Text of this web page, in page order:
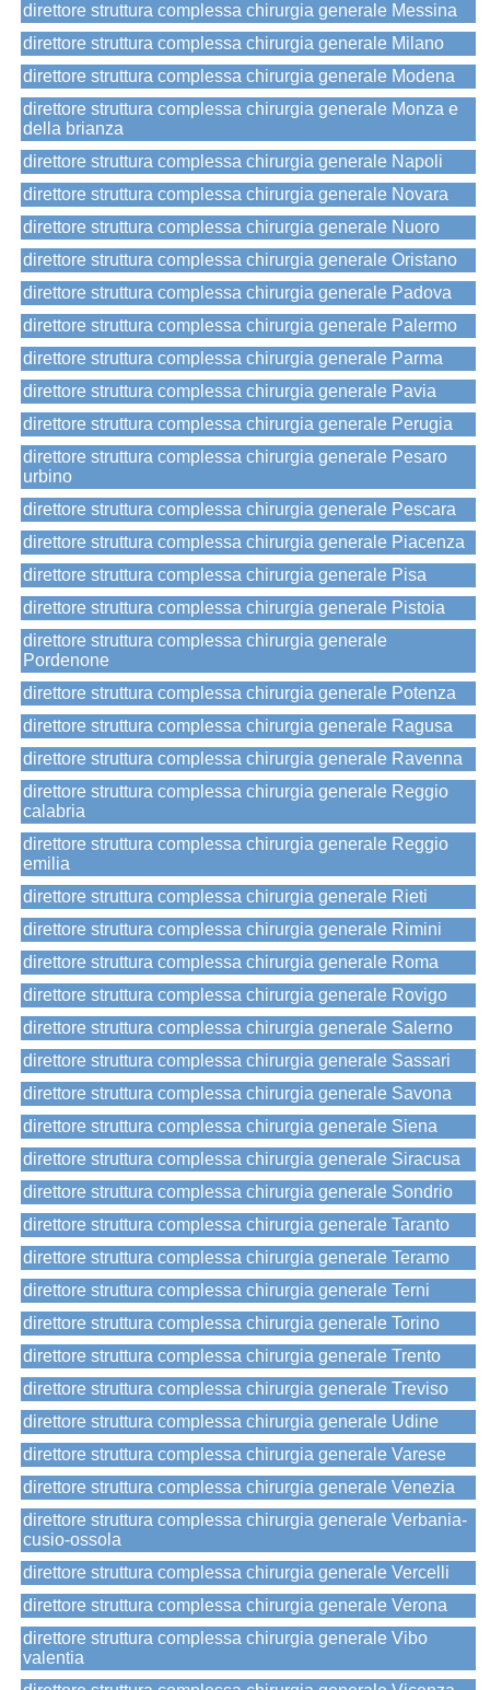
direttore struttura complessa chirurgia generale Messina
direttore struttura complessa chirurgia generale Milano
direttore struttura complessa chirurgia generale Modena
direttore struttura complessa chirurgia generale Monza e
della brianza
direttore struttura complessa chirurgia generale Napoli
direttore struttura complessa chirurgia generale Novara
direttore struttura complessa chirurgia generale Nuoro
direttore struttura complessa chirurgia generale Oristano
direttore struttura complessa chirurgia generale Padova
direttore struttura complessa chirurgia generale Palermo
direttore struttura complessa chirurgia generale Parma
direttore struttura complessa chirurgia generale Pavia
direttore struttura complessa chirurgia generale Perugia
direttore struttura complessa chirurgia generale Pesaro
urbino
direttore struttura complessa chirurgia generale Pescara
direttore struttura complessa chirurgia generale Piacenza
direttore struttura complessa chirurgia generale Pisa
direttore struttura complessa chirurgia generale Pistoia
direttore struttura complessa chirurgia generale
Pordenone
direttore struttura complessa chirurgia generale Potenza
direttore struttura complessa chirurgia generale Ragusa
direttore struttura complessa chirurgia generale Ravenna
direttore struttura complessa chirurgia generale Reggio
calabria
direttore struttura complessa chirurgia generale Reggio
emilia
direttore struttura complessa chirurgia generale Rieti
direttore struttura complessa chirurgia generale Rimini
direttore struttura complessa chirurgia generale Roma
direttore struttura complessa chirurgia generale Rovigo
direttore struttura complessa chirurgia generale Salerno
direttore struttura complessa chirurgia generale Sassari
direttore struttura complessa chirurgia generale Savona
direttore struttura complessa chirurgia generale Siena
direttore struttura complessa chirurgia generale Siracusa
direttore struttura complessa chirurgia generale Sondrio
direttore struttura complessa chirurgia generale Taranto
direttore struttura complessa chirurgia generale Teramo
direttore struttura complessa chirurgia generale Terni
direttore struttura complessa chirurgia generale Torino
direttore struttura complessa chirurgia generale Trento
direttore struttura complessa chirurgia generale Treviso
direttore struttura complessa chirurgia generale Udine
direttore struttura complessa chirurgia generale Varese
direttore struttura complessa chirurgia generale Venezia
direttore struttura complessa chirurgia generale Verbania-
cusio-ossola
direttore struttura complessa chirurgia generale Vercelli
direttore struttura complessa chirurgia generale Verona
direttore struttura complessa chirurgia generale Vibo
valentia